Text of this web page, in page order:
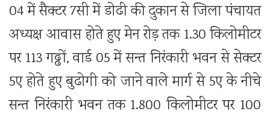
04 में सैक्टर 7सी में डोढी की दुकान से जिला पंचायत
अध्यक्ष आवास होते हुए मेन रोड़ तक 1.30 किलोमीटर
पर 113 गढ्ढों, वार्ड 05 में सन्त निरंकारी भवन से सेक्टर
5ए होते हुए बुढोगी को जाने वाले मार्ग से 5ए के नीचे
सन्त निरंकारी भवन तक 1.800 किलोमीटर पर 100